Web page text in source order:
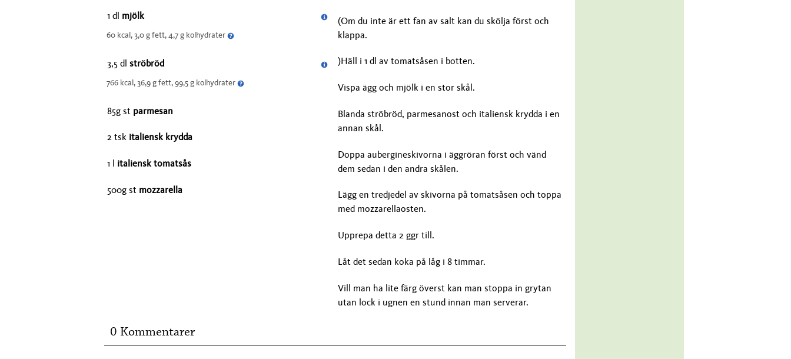
1 dl mjölk
60 kcal, 3,0 g fett, 4,7 g kolhydrater
3,5 dl ströbröd
766 kcal, 36,9 g fett, 99,5 g kolhydrater
85g st parmesan
2 tsk italiensk krydda
1 l italiensk tomatsås
500g st mozzarella
(Om du inte är ett fan av salt kan du skölja först och
klappa.
)Häll i 1 dl av tomatsåsen i botten.
Vispa ägg och mjölk i en stor skål.
Blanda ströbröd, parmesanost och italiensk krydda i en
annan skål.
Doppa aubergineskivorna i äggröran först och vänd
dem sedan i den andra skålen.
Lägg en tredjedel av skivorna på tomatsåsen och toppa
med mozzarellaosten.
Upprepa detta 2 ggr till.
Låt det sedan koka på låg i 8 timmar.
Vill man ha lite färg överst kan man stoppa in grytan
utan lock i ugnen en stund innan man serverar.
0 Kommentarer